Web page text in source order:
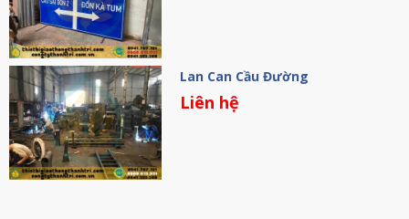
Lan Can Cầu Đường
Liên hệ